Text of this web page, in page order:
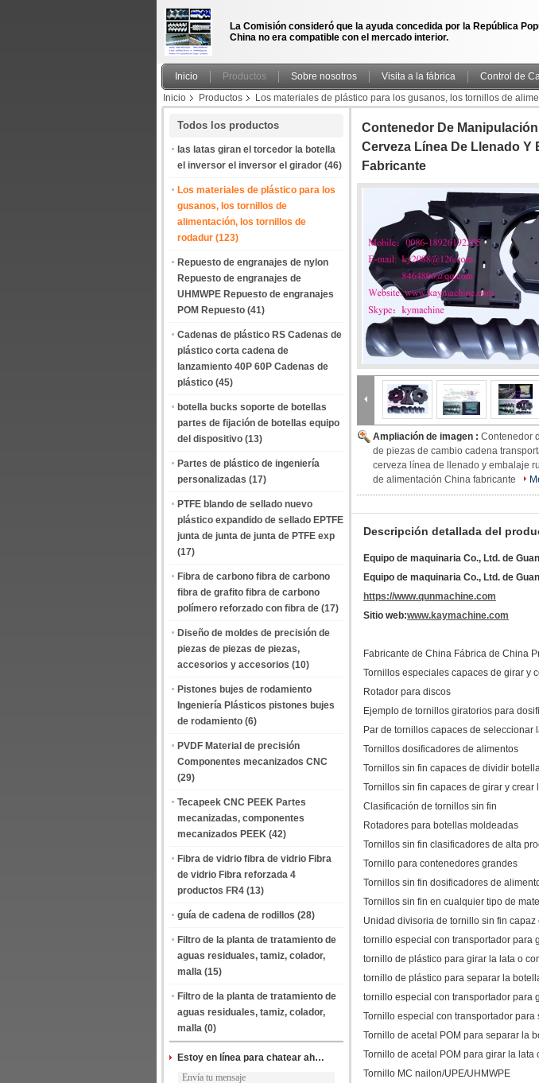
La Comisión consideró que la ayuda concedida por la República
China no era compatible con el mercado interior.
Inicio Productos Sobre nosotros Visita a la fábrica Control de
Inicio
Productos Los materiales de plástico para los gusanos, los tornillos de
Todos los productos
las latas giran el torcedor la botella
el inversor el inversor el girador (46)
Los materiales de plástico para los
gusanos, los tornillos de
alimentación, los tornillos de
rodadur (123)
Repuesto de engranajes de nylon
Repuesto de engranajes de
UHMWPE Repuesto de engranajes
POM Repuesto (41)
Cadenas de plástico RS Cadenas de
plástico corta cadena de
lanzamiento 40P 60P Cadenas de
plástico (45)
botella bucks soporte de botellas
partes de fijación de botellas equipo
del dispositivo (13)
Partes de plástico de ingeniería
personalizadas (17)
PTFE blando de sellado nuevo
plástico expandido de sellado EPTFE
junta de junta de junta de PTFE exp
(17)
Fibra de carbono fibra de carbono
fibra de grafito fibra de carbono
polímero reforzado con fibra de (17)
Diseño de moldes de precisión de
piezas de piezas de piezas,
accesorios y accesorios (10)
Pistones bujes de rodamiento
Ingeniería Plásticos pistones bujes
de rodamiento (6)
PVDF Material de precisión
Componentes mecanizados CNC
(29)
Tecapeek CNC PEEK Partes
mecanizadas, componentes
mecanizados PEEK (42)
Fibra de vidrio fibra de vidrio Fibra
de vidrio Fibra reforzada 4
productos FR4 (13)
guía de cadena de rodillos (28)
Filtro de la planta de tratamiento de
aguas residuales, tamiz, colador,
malla (15)
Filtro de la planta de tratamiento de
aguas residuales, tamiz, colador,
malla (0)
Estoy en línea para chatear ahora
Contenedor De
Cerveza Línea De Llenado Y
Fabricante
Ampliación de imagen : Contenedor
de piezas de cambio cadena
cerveza línea de llenado y embalaje
de alimentación China fabricante
Descripción detallada del
Equipo de maquinaria Co., Ltd. de
Equipo de maquinaria Co., Ltd. de
https://www.qunmachine.com
Sitio web:www.kaymachine.com
Fabricante de China Fábrica de China
Tornillos especiales capaces de girar y
Rotador para discos
Ejemplo de tornillos giratorios para
Par de tornillos capaces de
Tornillos dosificadores de alimentos
Tornillos sin fin capaces de dividir
Tornillos sin fin capaces de girar y
Clasificación de tornillos sin fin
Rotadores para botellas moldeadas
Tornillos sin fin clasificadores de alta
Tornillo para contenedores grandes
Tornillos sin fin dosificadores de
Tornillos sin fin en cualquier tipo de
Unidad divisoria de tornillo sin fin
tornillo especial con transportador para
tornillo de plástico para girar la lata o
tornillo de plástico para separar la
tornillo especial con transportador para
Tornillo especial con transportador
Tornillo de acetal POM para separar la
Tornillo de acetal POM para girar la
Tornillo MC nailon/UPE/UHMWPE